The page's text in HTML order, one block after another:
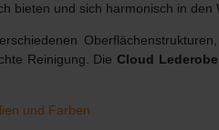
bieten und sich harmonisch in den
Reinigung. Die Cloud
und Farben